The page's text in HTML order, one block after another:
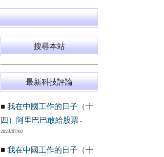
搜尋本站
最新科技評論
■ 我在中國工作的日子（十
四）阿里巴巴敢給股票-
2023/07/02
■ 我在中國工作的日子（十